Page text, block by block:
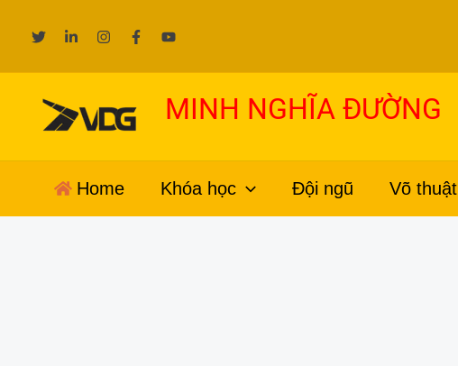
dung
MINH NGHĨA ĐƯỜNG
Home Khóa học Đội ngũ Võ thuật